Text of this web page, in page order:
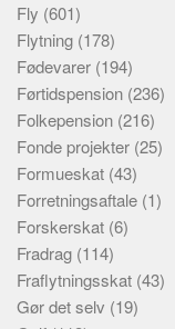
Fly (601)
Flytning (178)
Fødevarer (194)
Førtidspension (236)
Folkepension (216)
Fonde projekter (25)
Formueskat (43)
Forretningsaftale (1)
Forskerskat (6)
Fradrag (114)
Fraflytningsskat (43)
Gør det selv (19)